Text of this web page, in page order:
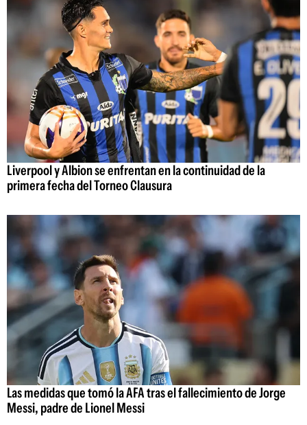
Liverpool y Albion se enfrentan en la continuidad de la
primera fecha del Torneo Clausura
Las medidas que tomó la AFA tras el fallecimiento de Jorge
Messi, padre de Lionel Messi